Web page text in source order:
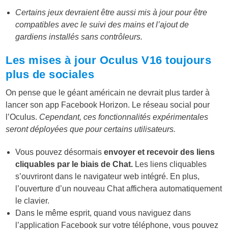
Certains jeux devraient être aussi mis à jour pour être
compatibles avec le suivi des mains et l’ajout de
gardiens installés sans contrôleurs.
Les mises à jour Oculus V16 toujours
plus de sociales
On pense que le géant américain ne devrait plus tarder à
lancer son app Facebook Horizon. Le réseau social pour
l’Oculus. Cependant, ces fonctionnalités expérimentales
seront déployées que pour certains utilisateurs.
Vous pouvez désormaisenvoyer et recevoir des liens
cliquables par le biais de Chat. Les liens cliquables
s’ouvriront dans le navigateur web intégré. En plus,
l’ouverture d’un nouveau Chat affichera automatiquement
le clavier.
Dans le même esprit, quand vous naviguez dans
l’application Facebook sur votre téléphone, vous pouvez